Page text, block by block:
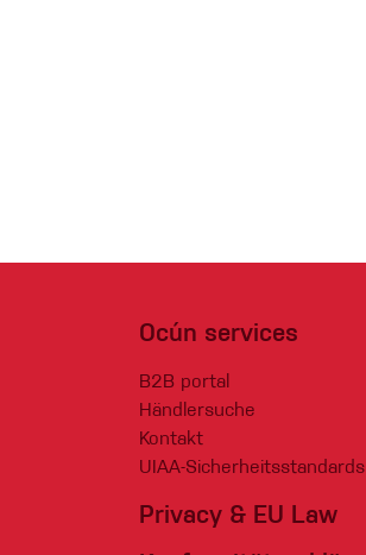
Ocún services
B2B portal
Händlersuche
Kontakt
UIAA-Sicherheitsstandards
Privacy & EU Law